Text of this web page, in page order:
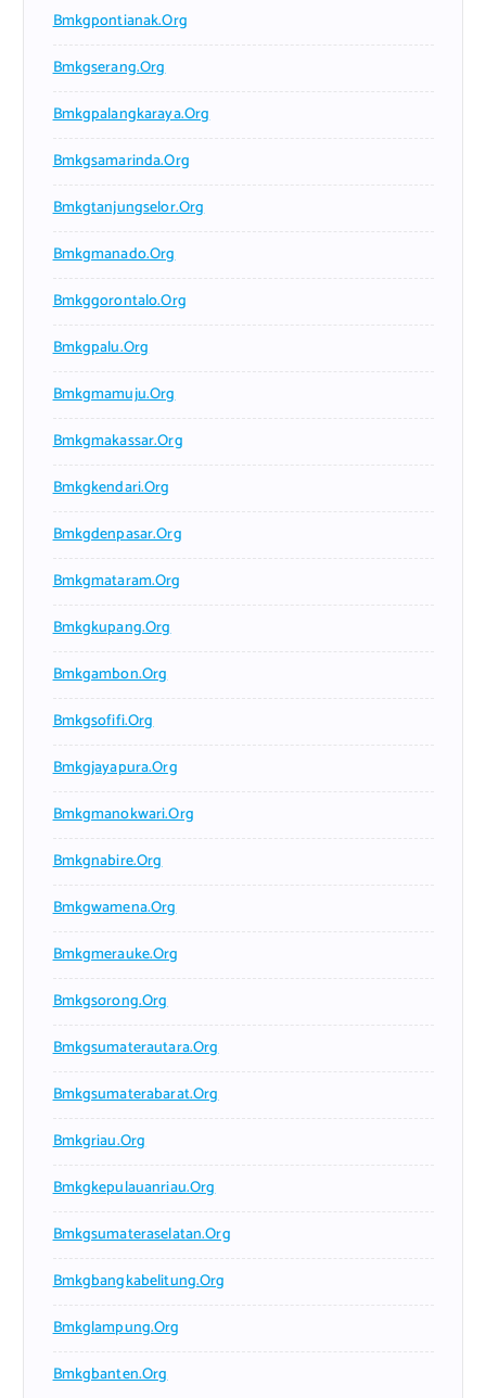
Bmkgpontianak.org
Bmkgserang.org
Bmkgpalangkaraya.org
Bmkgsamarinda.org
Bmkgtanjungselor.org
Bmkgmanado.org
Bmkggorontalo.org
Bmkgpalu.org
Bmkgmamuju.org
Bmkgmakassar.org
Bmkgkendari.org
Bmkgdenpasar.org
Bmkgmataram.org
Bmkgkupang.org
Bmkgambon.org
Bmkgsofifi.org
Bmkgjayapura.org
Bmkgmanokwari.org
Bmkgnabire.org
Bmkgwamena.org
Bmkgmerauke.org
Bmkgsorong.org
Bmkgsumaterautara.org
Bmkgsumaterabarat.org
Bmkgriau.org
Bmkgkepulauanriau.org
Bmkgsumateraselatan.org
Bmkgbangkabelitung.org
Bmkglampung.org
Bmkgbanten.org